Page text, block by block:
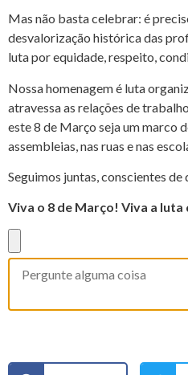
Mas não basta celebrar: é
desvalorização histórica das
luta por equidade, respeito,
Nossa homenagem é luta
atravessa as relações de
este 8 de Março seja um marco
assembleias, nas ruas e nas
Seguimos juntas, conscientes
Viva o 8 de Março! Viva a luta